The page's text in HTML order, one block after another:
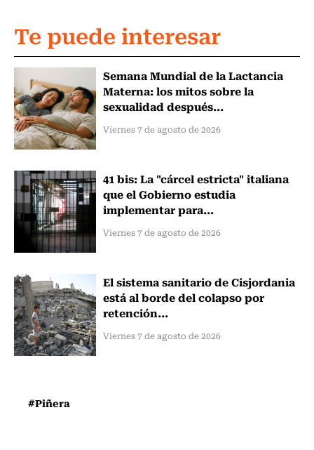
Te puede interesar
Semana Mundial de la Lactancia
Materna: los mitos sobre la
sexualidad después...
Viernes 7 de agosto de 2026
41 bis: La "cárcel estricta" italiana
que el Gobierno estudia
implementar para...
Viernes 7 de agosto de 2026
El sistema sanitario de Cisjordania
está al borde del colapso por
retención...
Viernes 7 de agosto de 2026
#Piñera